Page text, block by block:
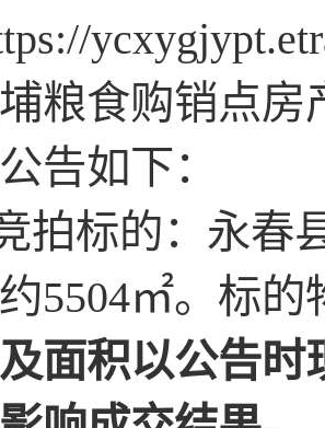
粮食购销点房
告如下：
拍标的：永春
5504㎡。标的
面积以公告时